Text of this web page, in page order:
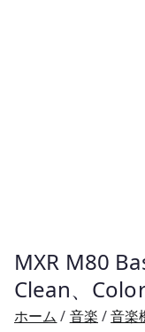
MXR M80
Clean、
ホーム 音楽
音楽